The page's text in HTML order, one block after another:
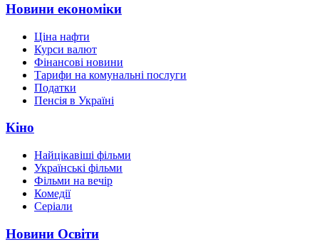
Новини економіки
Ціна нафти
Курси валют
Фінансові новини
Тарифи на комунальні послуги
Податки
Пенсія в Україні
Кіно
Найцікавіші фільми
Українські фільми
Фільми на вечір
Комедії
Серіали
Новини Освіти